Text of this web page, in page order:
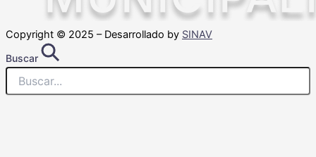
Copyright © 2025 – Desarrollado by SINAV
Buscar